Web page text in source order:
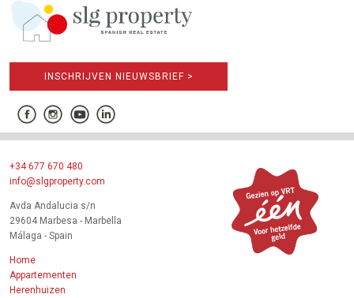
INSCHRIJVEN NIEUWSBRIEF >
+34 677 670 480
info@slgproperty.com
Avda Andalucia s/n
29604 Marbesa - Marbella
Málaga - Spain
Home
Appartementen
Herenhuizen